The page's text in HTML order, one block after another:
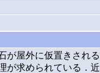
屋外に仮置きされ
が求められている．